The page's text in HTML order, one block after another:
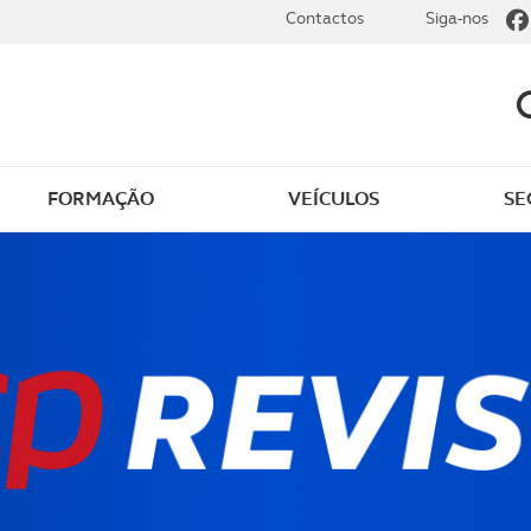
Golfe
Revista ACP Edição
impressa
FORMAÇÃO VEÍCULOS
Contactos Siga-nos